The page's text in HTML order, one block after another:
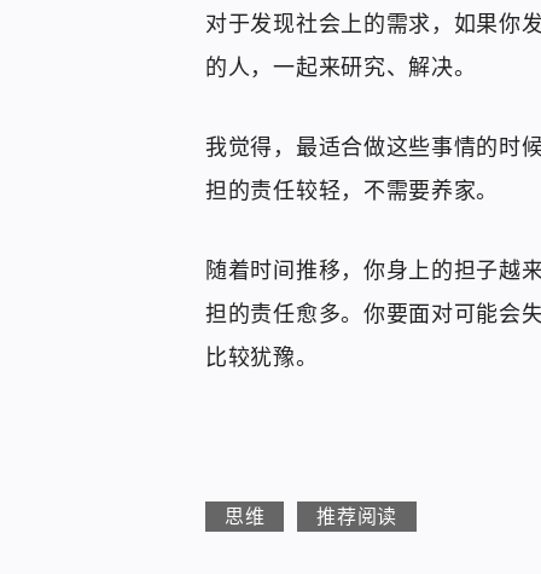
对于发现社会上的需求，如果你
的人，一起来研究、解决。
我觉得，最适合做这些事情的时
担的责任较轻，不需要养家。
随着时间推移，你身上的担子越
担的责任愈多。你要面对可能会
比较犹豫。
思维 推荐阅读